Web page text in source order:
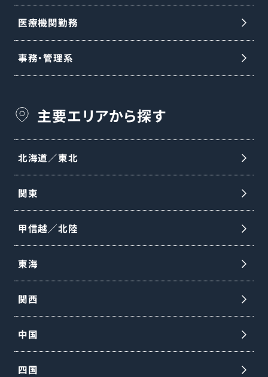
医療機関勤務
事務・管理系
主要エリアから探す
北海道／東北
関東
甲信越／北陸
東海
関西
中国
四国